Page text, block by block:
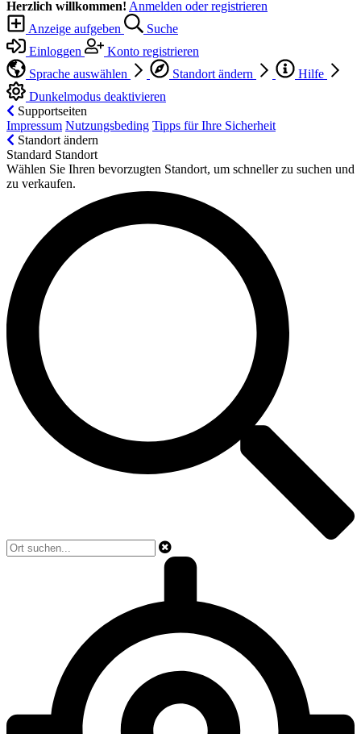
Herzlich willkommen! Anmelden oder registrieren
Anzeige aufgeben
Suche
Einloggen
Konto registrieren
Sprache auswählen
Standort ändern
Hilfe
Dunkelmodus deaktivieren
Supportseiten
Impressum Nutzungsbeding Tipps für Ihre Sicherheit
Standort ändern
Standard Standort
Wählen Sie Ihren bevorzugten Standort, um schneller zu suchen und
zu verkaufen.